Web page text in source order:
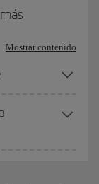
Mostrar contenido